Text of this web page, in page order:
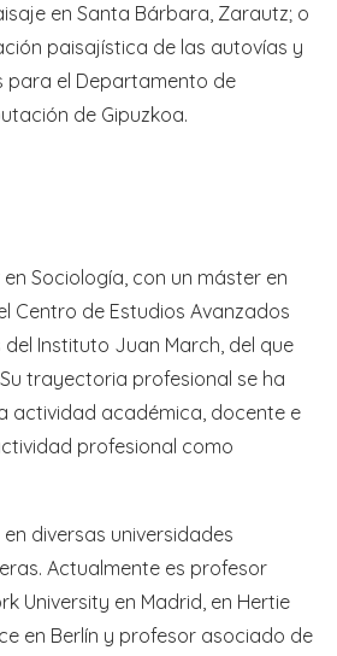
en Santa Bárbara, Zarautz; o
paisajística de las autovías y
para el Departamento de
de Gipuzkoa.
Sociología, con un máster en
Centro de Estudios Avanzados
del Instituto Juan March, del que
trayectoria profesional se ha
actividad académica, docente e
profesional como
diversas universidades
Actualmente es profesor
University en Madrid, en Hertie
en Berlín y profesor asociado de